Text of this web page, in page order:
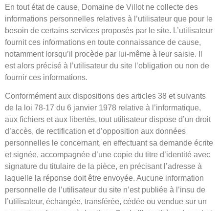
En tout état de cause, Domaine de Villot ne collecte des
informations personnelles relatives à l’utilisateur que pour le
besoin de certains services proposés par le site. L’utilisateur
fournit ces informations en toute connaissance de cause,
notamment lorsqu’il procède par lui-même à leur saisie. Il
est alors précisé à l’utilisateur du site l’obligation ou non de
fournir ces informations.
Conformément aux dispositions des articles 38 et suivants
de la loi 78-17 du 6 janvier 1978 relative à l’informatique,
aux fichiers et aux libertés, tout utilisateur dispose d’un droit
d’accès, de rectification et d’opposition aux données
personnelles le concernant, en effectuant sa demande écrite
et signée, accompagnée d’une copie du titre d’identité avec
signature du titulaire de la pièce, en précisant l’adresse à
laquelle la réponse doit être envoyée. Aucune information
personnelle de l’utilisateur du site n’est publiée à l’insu de
l’utilisateur, échangée, transférée, cédée ou vendue sur un